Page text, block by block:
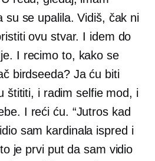
su se upalila. Vidiš, čak ni
ovu stvar. I idem do
I recimo to, kako se
birdseeda? Ja ću biti
štititi, i radim selfie mod, i
I reći ću. “Jutros kad
sam kardinala ispred i
je prvi put da sam vidio